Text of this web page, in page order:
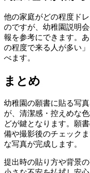
他の家庭がどの程度ド
のですが、幼稚園説明
報を参考にできます。
の程度で来る人が多い
べます。
まとめ
幼稚園の願書に貼る写
が、清潔感・控えめな
どが鍵となります。願
備や撮影後のチェック
な写真が完成します。
提出時の貼り方や背景